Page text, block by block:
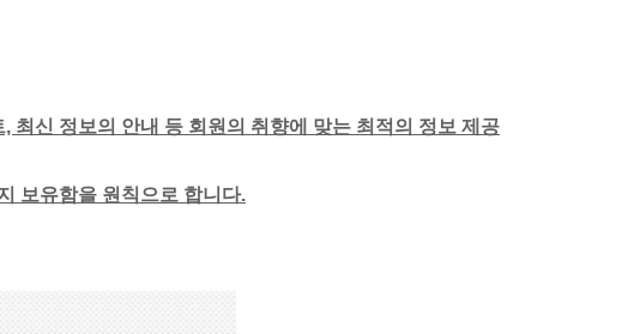
최신 정보의 안내 등 회원의 취향에 맞는 최적의 정보 제공
보유함을 원칙으로 합니다.